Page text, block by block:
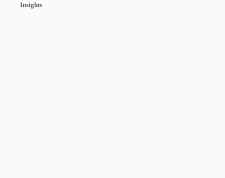
Insights